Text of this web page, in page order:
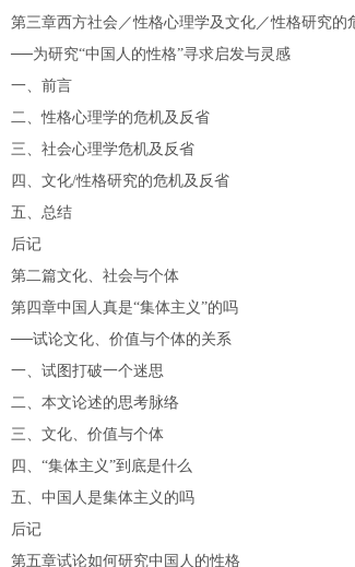
第三章西方社会／性格心理学及文化／性格研究的
──为研究“中国人的性格”寻求启发与灵感
一、前言
二、性格心理学的危机及反省
三、社会心理学危机及反省
四、文化/性格研究的危机及反省
五、总结
后记
第二篇文化、社会与个体
第四章中国人真是“集体主义”的吗
──试论文化、价值与个体的关系
一、试图打破一个迷思
二、本文论述的思考脉络
三、文化、价值与个体
四、“集体主义”到底是什么
五、中国人是集体主义的吗
后记
第五章试论如何研究中国人的性格